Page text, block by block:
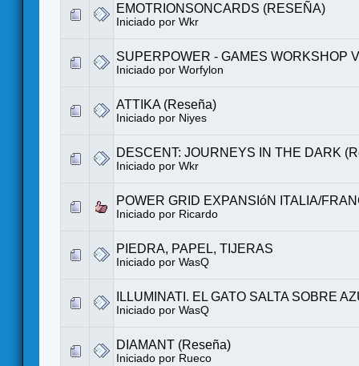
EMOTRIONSONCARDS (RESEÑA)
Iniciado por Wkr
SUPERPOWER - GAMES WORKSHOP
Iniciado por Worfylon
ATTIKA (Reseña)
Iniciado por Niyes
DESCENT: JOURNEYS IN THE DARK
Iniciado por Wkr
POWER GRID EXPANSIóN ITALIA/
Iniciado por Ricardo
PIEDRA, PAPEL, TIJERAS
Iniciado por WasQ
ILLUMINATI. EL GATO SALTA SOBRE
Iniciado por WasQ
DIAMANT (Reseña)
Iniciado por Rueco